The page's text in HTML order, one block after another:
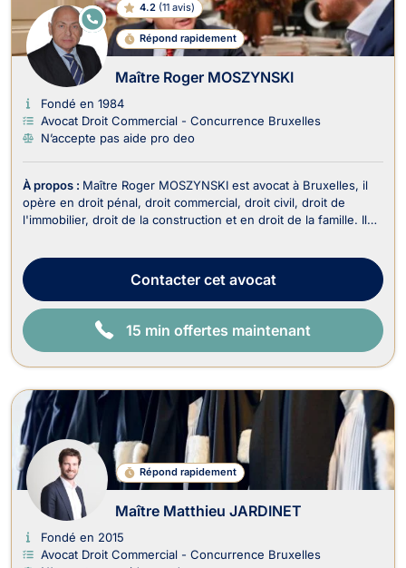
4.2 (11 avis)
Répond rapidement
E
N
G
E
Maître Roger MOSZYNSKI
Fondé en 1984
Avocat Droit Commercial - Concurrence Bruxelles
N’accepte pas aide pro deo
À propos : Maître Roger MOSZYNSKI est avocat à Bruxelles, il
opère en droit pénal, droit commercial, droit civil, droit de
l'immobilier, droit de la construction et en droit de la famille. Il
grande combativité d...Contactercet avocat
15 min offertes maintenant
Répond rapidement
Maître Matthieu JARDINET
Fondé en 2015
Avocat Droit Commercial - Concurrence Bruxelles